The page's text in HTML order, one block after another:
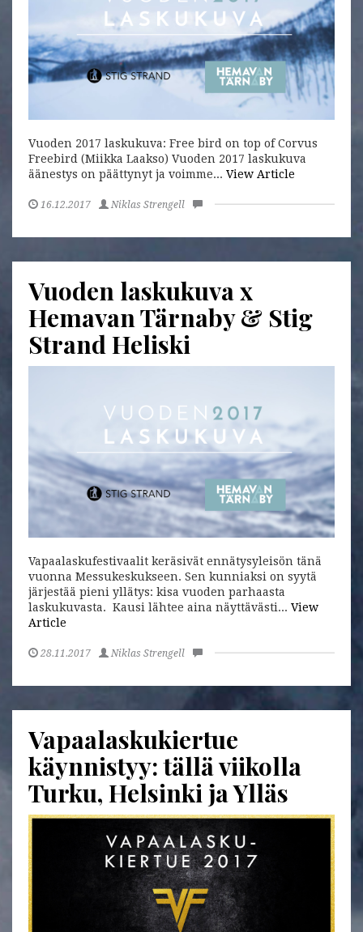
Vuoden 2017 laskukuva: Free bird on top of Corvus
Freebird (Miikka Laakso) Vuoden 2017 laskukuva
äänestys on päättynyt ja voimme... View Article
16.12.2017 Niklas Strengell
Vuoden laskukuva x
Hemavan Tärnaby & Stig
Strand Heliski
Vapaalaskufestivaalit keräsivät ennätysyleisön tänä
vuonna Messukeskukseen. Sen kunniaksi on syytä
järjestää pieni yllätys: kisa vuoden parhaasta
laskukuvasta. Kausi lähtee aina näyttävästi... View
Article
28.11.2017 Niklas Strengell
Vapaalaskukiertue
käynnistyy: tällä viikolla
Turku, Helsinki ja Ylläs